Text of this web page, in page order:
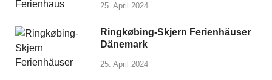
25. April 2024
Ringkøbing-Skjern Ferienhäuser
Dänemark
25. April 2024